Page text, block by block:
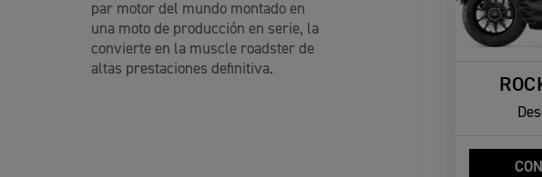
par motor del mundo montado en
una moto de producción en serie, la
convierte en la muscle roadster de
altas prestaciones definitiva.